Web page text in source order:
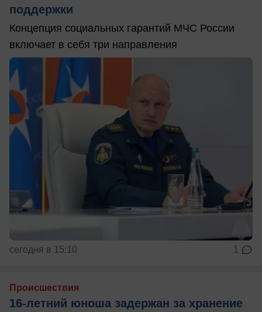
поддержки
Концепция социальных гарантий МЧС России
включает в себя три направления
сегодня в 15:10 1
Происшествия
16-летний юноша задержан за хранение